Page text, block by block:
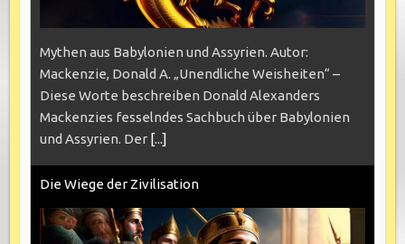
Mythen aus Babylonien und Assyrien. Autor:
Mackenzie, Donald A. „Unendliche Weisheiten“ –
Diese Worte beschreiben Donald Alexanders
Mackenzies fesselndes Sachbuch über Babylonien
und Assyrien. Der [...]
Die Wiege der Zivilisation